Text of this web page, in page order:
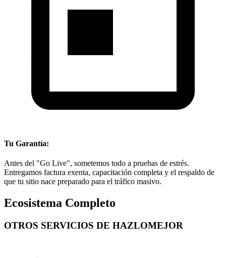
Tu Garantía:
Antes del "Go Live", sometemos todo a pruebas de estrés.
Entregamos factura exenta, capacitación completa y el respaldo de
que tu sitio nace preparado para el tráfico masivo.
Ecosistema Completo
OTROS SERVICIOS DE HAZLOMEJOR